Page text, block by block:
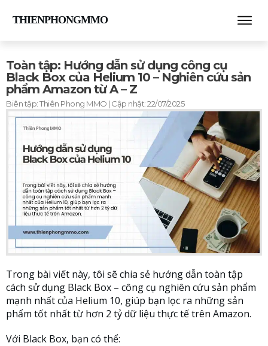
THIENPHONGMMO
Toàn tập: Hướng dẫn sử dụng công cụ
Black Box của Helium 10 – Nghiên cứu sản
phẩm Amazon từ A – Z
Biên tập:Thiên Phong MMO | Cập nhật:22/07/2025
Trong bài viết này, tôi sẽ chia sẻ hướng dẫn toàn tập
cách sử dụng Black Box – công cụ nghiên cứu sản phẩm
mạnh nhất của Helium 10, giúp bạn lọc ra những sản
phẩm tốt nhất từ hơn 2 tỷ dữ liệu thực tế trên Amazon.
Với Black Box, bạn có thể: